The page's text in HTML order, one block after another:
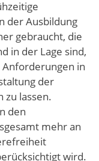
der Ausbildung
gebraucht, die
in der Lage sind,
in
der
zu lassen.
den
mehr an
wird.